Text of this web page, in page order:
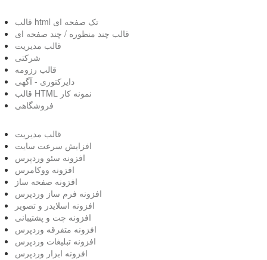
قالب html تک صفحه ای
قالب چند منظوره / چند صفحه ای
قالب مدیریت
شرکتی
قالب رزومه
دایرکتوری - آگهی
قالب HTML نمونه کار
فروشگاهی
قالب مدیریت
افزایش سرعت سایت
افزونه سئو وردپرس
افزونه ووکامرس
افزونه صفحه ساز
افزونه فرم ساز وردپرس
افزونه اسلایدر و تصویر
افزونه چت و پشتیبانی
افزونه متفرقه وردپرس
افزونه تبلیغات وردپرس
افزونه ابزار وردپرس